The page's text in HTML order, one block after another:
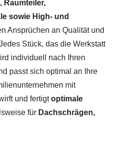
Raumteiler,
sowie High- und
Ansprüchen an Qualität und
Stück, das die Werkstatt
individuell nach Ihren
passt sich optimal an Ihre
mit
und fertigtoptimale
für Dachschrägen,